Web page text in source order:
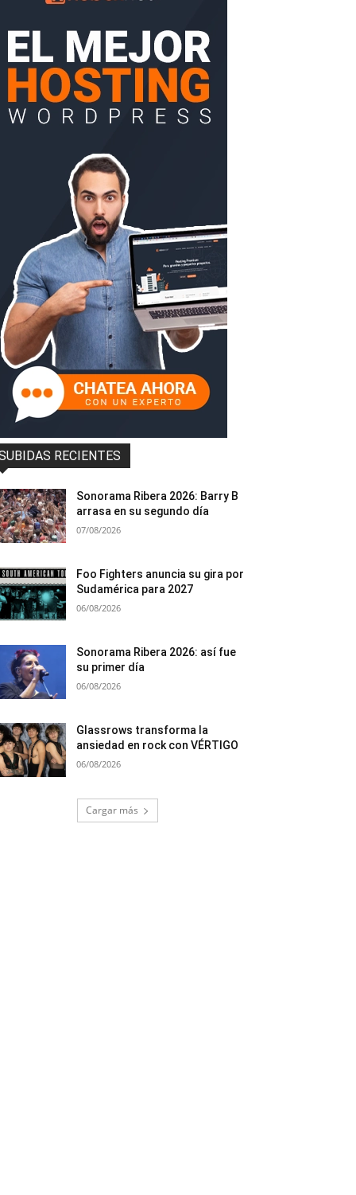
RECIENTES
Sonorama Ribera 2026: Barry B
arrasa en su segundo día
07/08/2026
Foo Fighters anuncia su gira por
Sudamérica para 2027
06/08/2026
Sonorama Ribera 2026: así fue
su primer día
06/08/2026
Glassrows transforma la
ansiedad en rock con VÉRTIGO
06/08/2026
Cargar más